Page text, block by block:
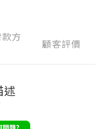
方
顧客評價
述